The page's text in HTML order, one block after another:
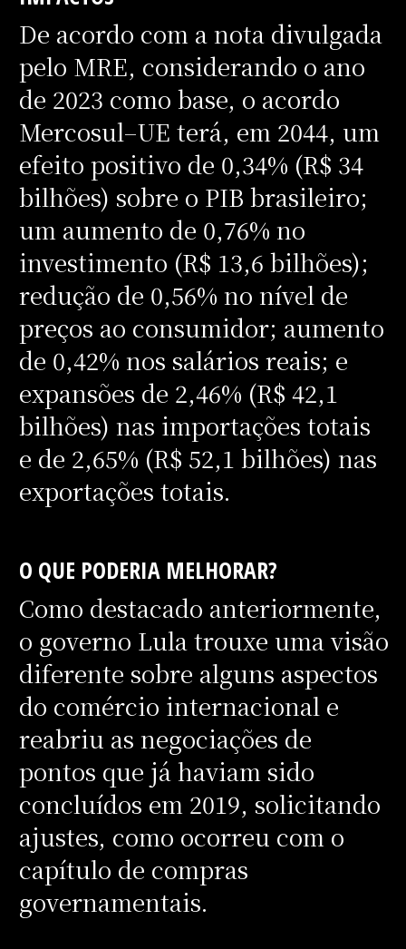
De acordo com a nota divulgada
pelo MRE, considerando o ano
de 2023 como base, o acordo
Mercosul–UE terá, em 2044, um
efeito positivo de 0,34% (R$ 34
bilhões) sobre o PIB brasileiro;
um aumento de 0,76% no
investimento (R$ 13,6 bilhões);
redução de 0,56% no nível de
preços ao consumidor; aumento
de 0,42% nos salários reais; e
expansões de 2,46% (R$ 42,1
bilhões) nas importações totais
e de 2,65% (R$ 52,1 bilhões) nas
exportações totais.
O QUE PODERIA MELHORAR?
Como destacado anteriormente,
o governo Lula trouxe uma visão
diferente sobre alguns aspectos
do comércio internacional e
reabriu as negociações de
pontos que já haviam sido
concluídos em 2019, solicitando
ajustes, como ocorreu com o
capítulo de compras
governamentais.